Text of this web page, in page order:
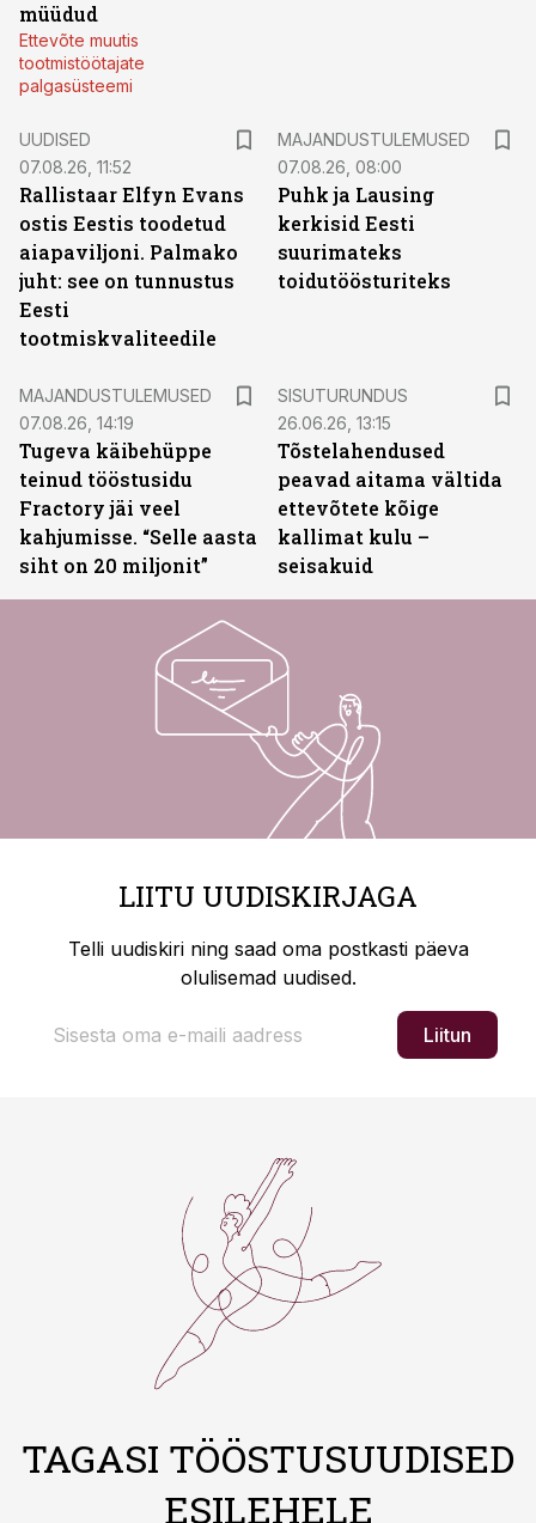
müüdud
Ettevõte muutis
tootmistöötajate
palgasüsteemi
UUDISED
07.08.26, 11:52
Rallistaar Elfyn Evans
ostis Eestis toodetud
aiapaviljoni. Palmako
juht: see on tunnustus
Eesti
tootmiskvaliteedile
MAJANDUSTULEMUSED
07.08.26, 08:00
Puhk ja Lausing
kerkisid Eesti
suurimateks
toidutöösturiteks
MAJANDUSTULEMUSED
07.08.26, 14:19
Tugeva käibehüppe
teinud tööstusidu
Fractory jäi veel
kahjumisse. “Selle aasta
siht on 20 miljonit”
SISUTURUNDUS
26.06.26, 13:15
Tõstelahendused
peavad aitama vältida
ettevõtete kõige
kallimat kulu –
seisakuid
LIITU UUDISKIRJAGA
Telli uudiskiri ning saad oma postkasti päeva
olulisemad uudised.
Liitun
TAGASI TÖÖSTUSUUDISED
ESILEHELE